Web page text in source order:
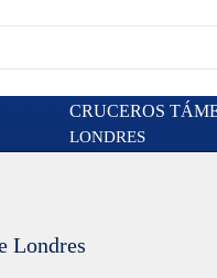
CRUCEROS
LONDRES
Londres